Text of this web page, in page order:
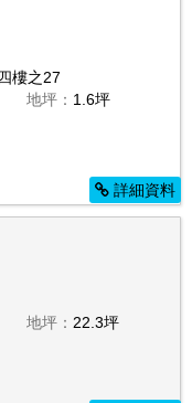
樓之27
地坪： 1.6坪
詳細資料
地坪： 22.3坪